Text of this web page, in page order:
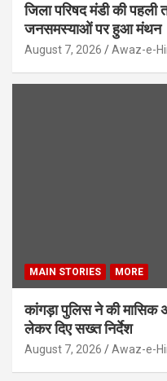
जिला परिषद मंडी की पहली
जनसमस्याओं पर हुआ मंथन
August 7, 2026 Awaz-e-
MAIN STORIES MORE
कांगड़ा पुलिस ने की मासिक
लेकर दिए सख्त निर्देश
August 7, 2026 Awaz-e-